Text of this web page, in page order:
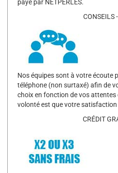
payé par NETPERLES.
CONSEILS
Nos équipes sont à votre écoute
téléphone (non surtaxé) afin de
choix en fonction de vos
volonté est que votre
CRÉDIT